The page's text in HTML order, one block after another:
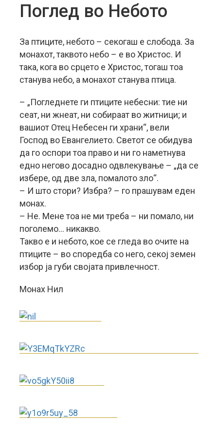
Поглед во Небото
За птиците, небото – секогаш е слобода. За
монахот, таквото небо – е во Христос. И
така, кога во срцето е Христос, тогаш тоа
станува небо, а монахот станува птица.
– „Погледнете ги птиците небесни: тие ни
сеат, ни жнеат, ни собираат во житници; и
вашиот Отец Небесен ги храни“, вели
Господ во Евангелието. Светот се обидува
да го оспори тоа право и ни го наметнува
едно негово досадно одвлекување – „да се
избере, од две зла, помалото зло“.
– И што стори? Избра? – го прашувам еден
монах.
– Не. Мене тоа не ми треба – ни помало, ни
поголемо… никакво.
Такво е и небото, кое се гледа во очите на
птиците – во споредба со него, секој земен
избор ја губи својата привлечност.
Монах Нил